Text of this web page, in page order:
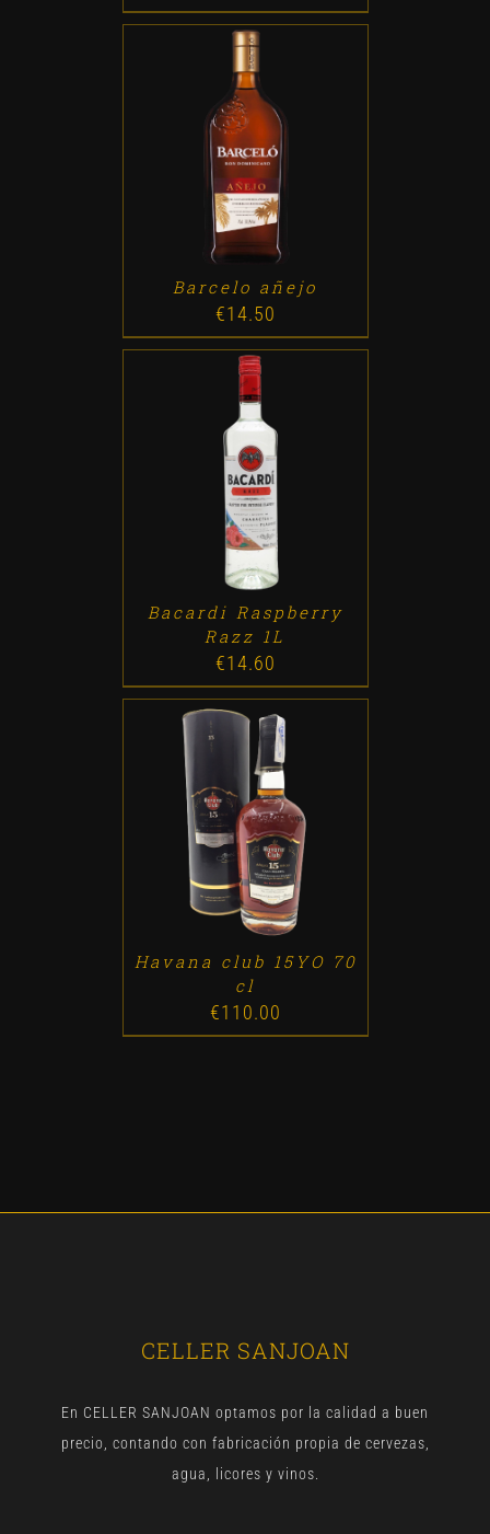
ADD TO CART / DETALLES
Barcelo añejo
€14.50
ADD TO CART /
Bacardi Raspberry
Razz 1L
€14.60
ADD TO CART / DETALLES
Havana club 15YO 70
cl
€110.00
CELLER SANJOAN
En CELLER SANJOAN optamos por la calidad a buen
precio, contando con fabricación propia de cervezas,
agua, licores y vinos.